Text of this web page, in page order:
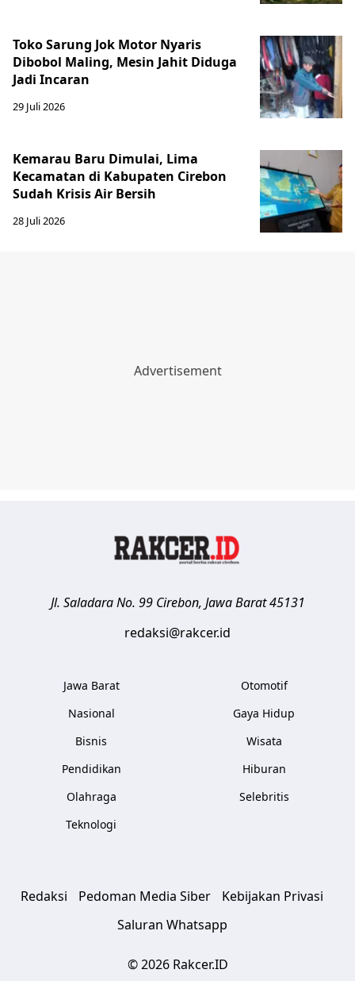
Toko Sarung Jok Motor Nyaris
Dibobol Maling, Mesin Jahit Diduga
Jadi Incaran
29 Juli 2026
Kemarau Baru Dimulai, Lima
Kecamatan di Kabupaten Cirebon
Sudah Krisis Air Bersih
28 Juli 2026
Jl. Saladara No. 99 Cirebon, Jawa Barat 45131
redaksi@rakcer.id
Jawa Barat
Nasional
Bisnis
Pendidikan
Olahraga
Teknologi
Otomotif
Gaya Hidup
Wisata
Hiburan
Selebritis
Redaksi Pedoman Media Siber
Kebijakan Privasi
Saluran Whatsapp
© 2026 Rakcer.ID